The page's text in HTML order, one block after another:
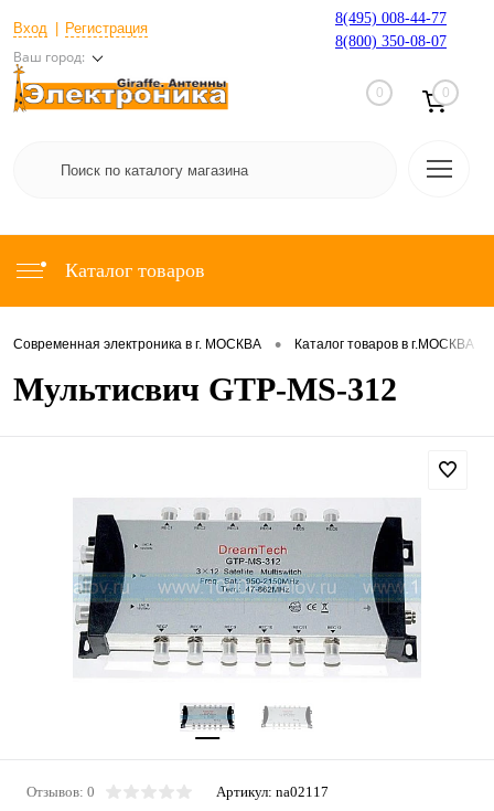
Вход Регистрация
Ваш город:
8(495) 008-44-77
8(800) 350-08-07
0 0
Каталог товаров
Современная электроника в г. МОСКВА • Каталог товаров в г.МОСКВА
Мультисвич GTP-MS-312
Отзывов: 0 Артикул: na02117